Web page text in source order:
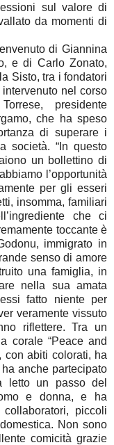
sul valore di
da momenti di
di Giannina
e di Carlo Zonato,
Sisto, tra i fondatori
intervenuto nel corso
presidente
che ha speso
di superare i
società. “In questo
un bollettino di
l’opportunità
per gli esseri
insomma, familiari
che ci
toccante è
immigrato in
senso di amore
una famiglia, in
nella sua amata
fatto niente per
veramente vissuto
riflettere. Tra un
corale “Peace and
con abiti colorati, ha
anche partecipato
letto un passo del
e donna, e ha
piccoli
Non sono
comicità grazie